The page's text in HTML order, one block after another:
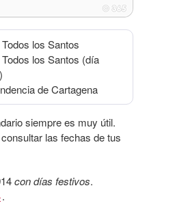
los Santos
los Santos (día
de Cartagena
siempre es muy útil.
las fechas de tus
con días festivos.
.